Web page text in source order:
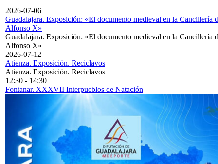
2026-07-06
Guadalajara. Exposición: «El documento medieval en la Cancillería
Alfonso X»
Guadalajara. Exposición: «El documento medieval en la Cancillería
Alfonso X»
2026-07-12
Atienza. Exposición. Reciclavos
Atienza. Exposición. Reciclavos
12:30 - 14:30
Fontanar. XXXVII Interpueblos de Natación